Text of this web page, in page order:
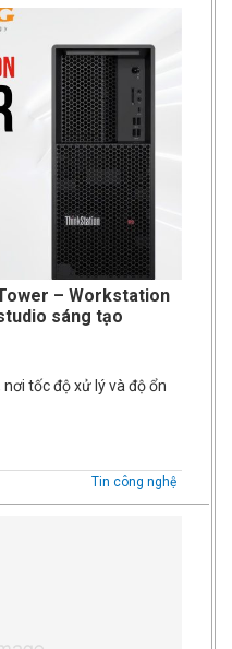
– Workstation
sáng tạo
tốc độ xử lý và độ ổn
Tin công nghệ